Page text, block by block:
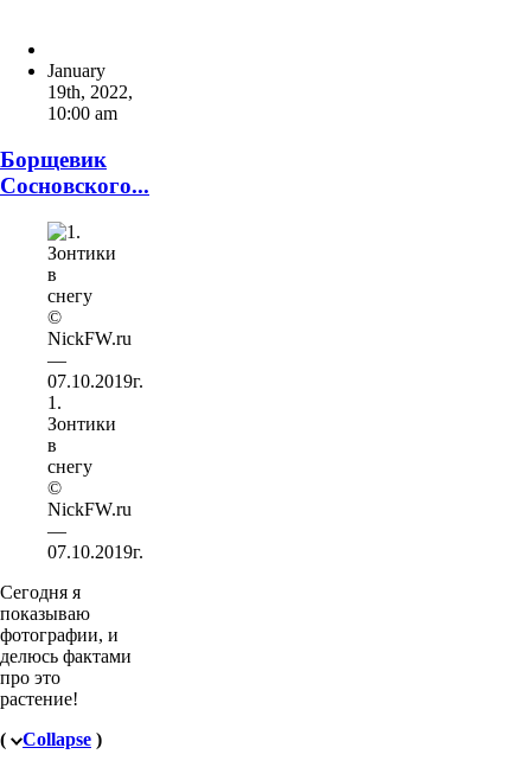
January
19th, 2022,
10:00 am
Борщевик
Сосновского...
1.
Зонтики
в
снегу
©
NickFW.ru
—
07.10.2019г.
Сегодня я
показываю
фотографии, и
делюсь фактами
про это
растение!
(
Collapse )